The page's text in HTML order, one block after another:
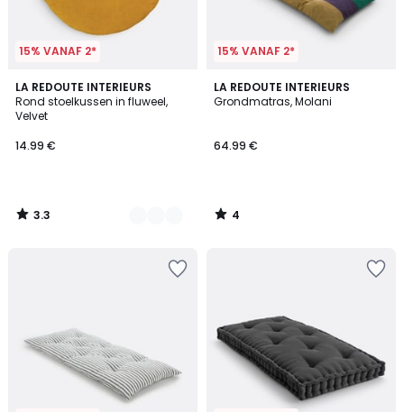
15% VANAF 2*
LA REDOUTE INTERIEURS
Rond stoelkussen in fluweel,
Velvet
14.99 €
3.3
/ 5
10
Kleuren
3.3
/
15% VANAF 2*
LA REDOUTE INTERIEURS
Grondmatras, Molani
64.99 €
4
/
4
/